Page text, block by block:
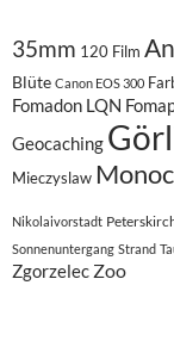
35mm 120 Film
Blüte Canon EOS 300
Fomadon LQN
Geocaching
Mieczyslaw
Nikolaivorstadt
Sonnenuntergang Strand
Zgorzelec Zoo